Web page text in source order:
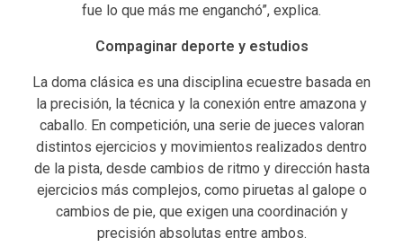
fue lo que más me enganchó”, explica.
Compaginar deporte y estudios
La doma clásica es una disciplina ecuestre basada en
la precisión, la técnica y la conexión entre amazona y
caballo. En competición, una serie de jueces valoran
distintos ejercicios y movimientos realizados dentro
de la pista, desde cambios de ritmo y dirección hasta
ejercicios más complejos, como piruetas al galope o
cambios de pie, que exigen una coordinación y
precisión absolutas entre ambos.